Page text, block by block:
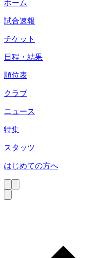
ホーム
試合速報
チケット
日程・結果
順位表
クラブ
ニュース
特集
スタッツ
はじめての方へ